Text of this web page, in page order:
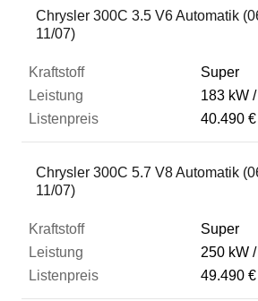
Listenpreis
Chrysler 300C 3.5 V6 Automatik
11/07)
Super
183 kW
40.490 €
Chrysler 300C 5.7 V8 Automatik
11/07)
Super
250 kW
49.490 €